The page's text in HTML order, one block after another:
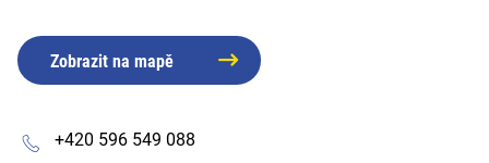
Zobrazit na mapě
+420 596 549 088